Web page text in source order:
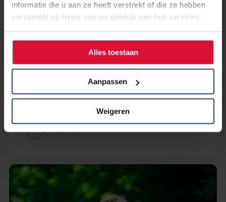
informatie die u aan ze heeft verstrekt of die ze hebben
verzameld op basis van uw gebruik van hun services.
Alles toestaan
Aanpassen
Weigeren
110 km lopen voor haar vader:
Marjolein komt in actie voor
Longkanker Nederland
Lees verder